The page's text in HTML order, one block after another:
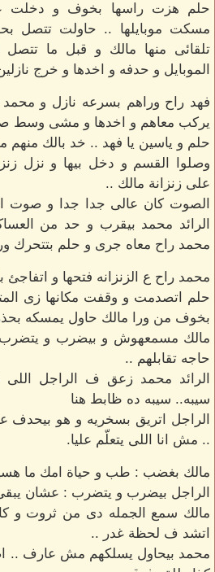
حلم هزت راسها بخوف و دخلت
مسكت موبايلها .. حاولت تتصل
تلقائى منها مالك و قبل ما
الموبايل و حدفه و اخدها و خرج
فهد راح وراهم بسرعه نازل و
يركب معاهم و اخدها و مشى وسط
حلم و ياسين يا فهد .. خد بالك منهم
وصلوا القسم و دخل بيها و نزل
على زنزانة مالك ..
الصوت كان عالى جدا جدا و صوت
الرائد محمد بيقرب و حد من
محمد راح معاه جرى و حلم بتتحرك
محمد راح ع الزنزانه فتحها و اتفاجئ
حلم اتصدمت و وقفت مكانها زى
بخوف من ورا مالك حاول يمسكه
مالك مسمعهوش و بيضرب و
حاجه تقابلهم ..
الرائد محمد زعق ف الراجل
سيبه.. سيبه ده ظابط هنا
الراجل اتريق بسخريه و هو بيحدف
.. مش انا اللى يتعلّم عليا.
مالك بغضب : طب و حياة امك ما
الراجل بيضرب و يتضرب : عشان
مالك سمع الجمله دى من ثروت و
اتشد ف لحظة غدر ..
محمد بيحاول يسلكهم مش عارف ..